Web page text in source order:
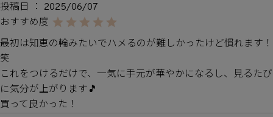
投稿日
2025/06/07
最初は知恵の輪みたいでハメるのが難しかったけど慣れます！
笑
これをつけるだけで、一気に手元が華やかになるし、見るたび
に気分が上がります🎵
買って良かった！